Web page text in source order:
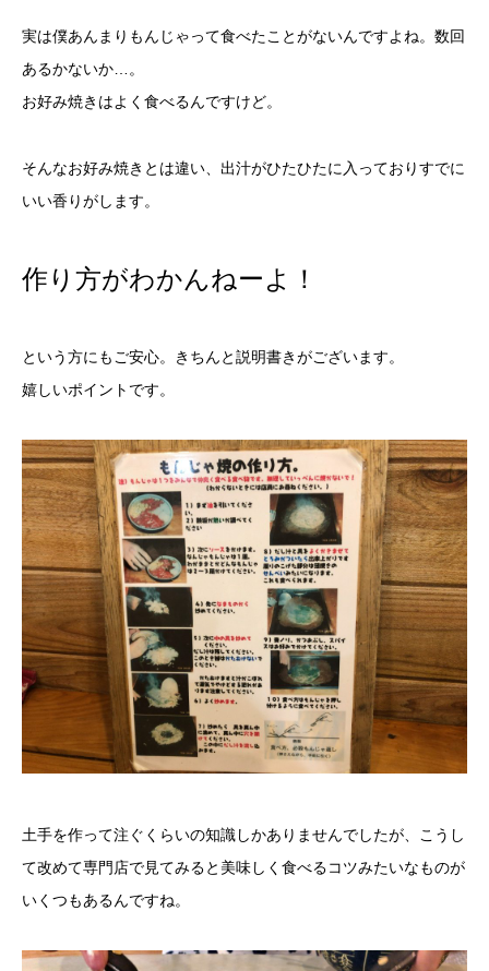
実は僕あんまりもんじゃって食べたことがないんですよね。数回
あるかないか…。
お好み焼きはよく食べるんですけど。
そんなお好み焼きとは違い、出汁がひたひたに入っておりすでに
いい香りがします。
作り方がわかんねーよ！
という方にもご安心。きちんと説明書きがございます。
嬉しいポイントです。
土手を作って注ぐくらいの知識しかありませんでしたが、こうし
て改めて専門店で見てみると美味しく食べるコツみたいなものが
いくつもあるんですね。